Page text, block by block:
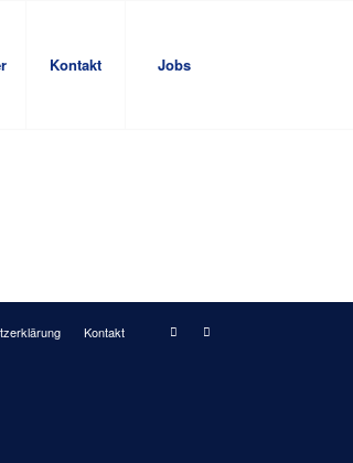
Kontakt Jobs
Kontakt